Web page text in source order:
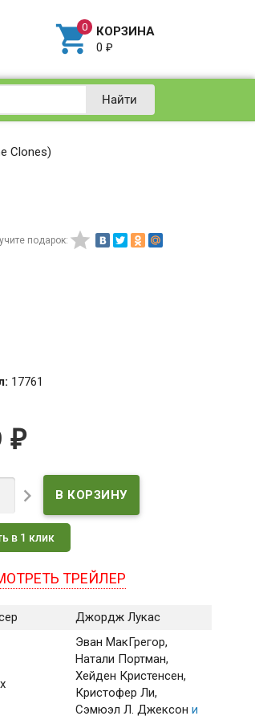
 КОРЗИНА
0₽
Найти
Clones)
подарок: 
17761
₽

в 1 клик
ТРЕЙЛЕР
Джордж Лукас
Эван МакГрегор,
Натали Портман,
Хейден Кристенсен,
Кристофер Ли,
Сэмюэл Л. Джексон и